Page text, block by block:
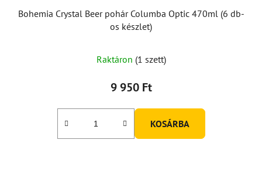
Bohemia Crystal Beer pohár Columba Optic 470ml (6 db-
os készlet)
Raktáron (1 szett)
9 950 Ft
KOSÁRBA